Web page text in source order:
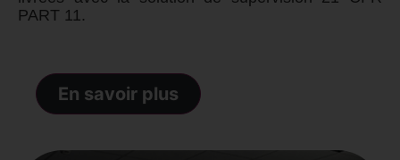
PART 11.
En savoir plus